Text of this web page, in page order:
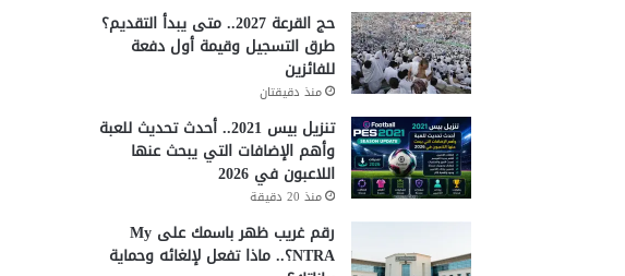
حج القرعة 2027.. متى يبدأ التقديم؟
طرق التسجيل وقيمة أول دفعة
للفائزين
منذ دقيقتان
تنزيل بيس 2021.. أحدث تحديث للعبة
وأهم الإضافات التي يبحث عنها
اللاعبون في 2026
منذ 20 دقيقة
رقم غريب ظهر باسمك على My
NTRA؟.. ماذا تفعل لإلغائه وحماية